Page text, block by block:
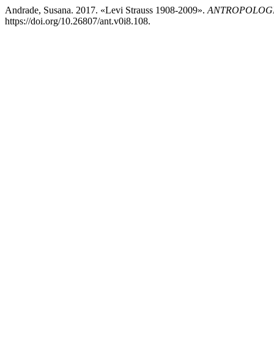
Andrade, Susana. 2017. «Levi Strauss 1908-2009».
https://doi.org/10.26807/ant.v0i8.108.